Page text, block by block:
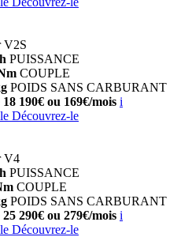
V2S
PUISSANCE
COUPLE
POIDS SANS CARBURANT
190€ ou 169€/mois i
Découvrez-le
V4
PUISSANCE
COUPLE
POIDS SANS CARBURANT
290€ ou 279€/mois i
Découvrez-le